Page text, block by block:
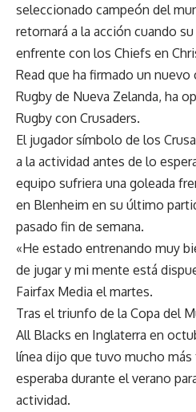
seleccionado campeón del
retornará a la acción cuando
enfrente con los Chiefs en
Read que ha firmado un
Rugby de Nueva Zelanda, ha
Rugby con Crusaders.
El jugador símbolo de los
a la actividad antes de lo
equipo sufriera una goleada
en Blenheim en su último
pasado fin de semana.
«He estado entrenando muy
de jugar y mi mente está
Fairfax Media el martes.
Tras el triunfo de la Copa del
All Blacks en Inglaterra en
línea dijo que tuvo mucho
esperaba durante el verano
actividad.